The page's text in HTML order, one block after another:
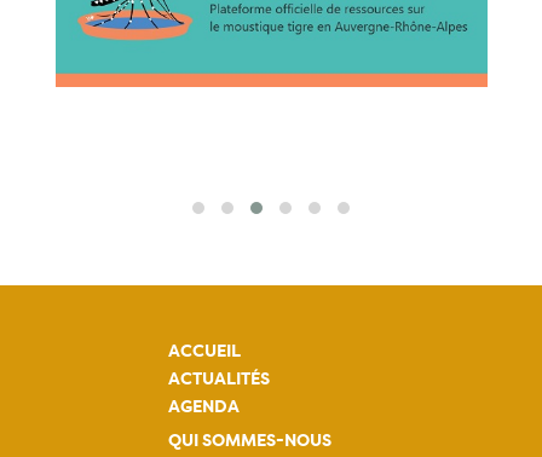
ACCUEIL
ACTUALITÉS
AGENDA
QUI SOMMES-NOUS